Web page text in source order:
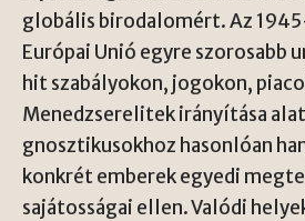
globális birodalomért. Az
Európai Unió egyre szorosabb
hit szabályokon, jogokon,
Menedzserelitek irányítása
gnosztikusokhoz hasonlóan
konkrét emberek egyedi
sajátosságai ellen. Valódi